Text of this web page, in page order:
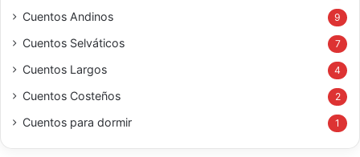
Cuentos Andinos 9
Cuentos Selváticos 7
Cuentos Largos 4
Cuentos Costeños 2
Cuentos para dormir 1